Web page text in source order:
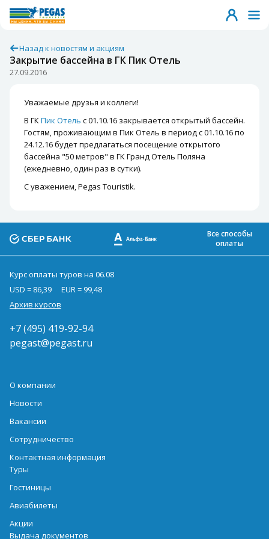
Назад к новостям и акциям
Закрытие бассейна в ГК Пик Отель
27.09.2016
Уважаемые друзья и коллеги!
В ГКПик Отель с 01.10.16 закрывается открытый бассейн.
Гостям, проживающим в Пик Отель в период с 01.10.16 по
24.12.16 будет предлагаться посещение открытого
бассейна "50 метров" в ГК Гранд Отель Поляна
(ежедневно, один раз в сутки).
С уважением, Pegas Touristik.
Все способы
оплаты
Курс оплаты туров на 06.08
USD = 86,39
EUR = 99,48
Архив курсов
+7 (495) 419-92-94
pegast@pegast.ru
О компании
Новости
Вакансии
Сотрудничество
Контактная информация
Туры
Гостиницы
Авиабилеты
Акции
Выдача документов